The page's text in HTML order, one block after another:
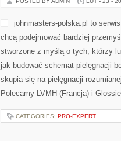
johnmasters-polska.pl to
chcą podejmować bardziej
stworzone z myślą o tych, którzy
jak budować schemat pielęgnacji
skupia się na pielęgnacji
Polecamy LVMH (Francja) i
CATEGORIES: PRO-EXPERT